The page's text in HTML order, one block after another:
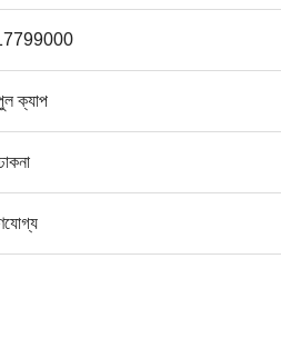
ক্যাপ